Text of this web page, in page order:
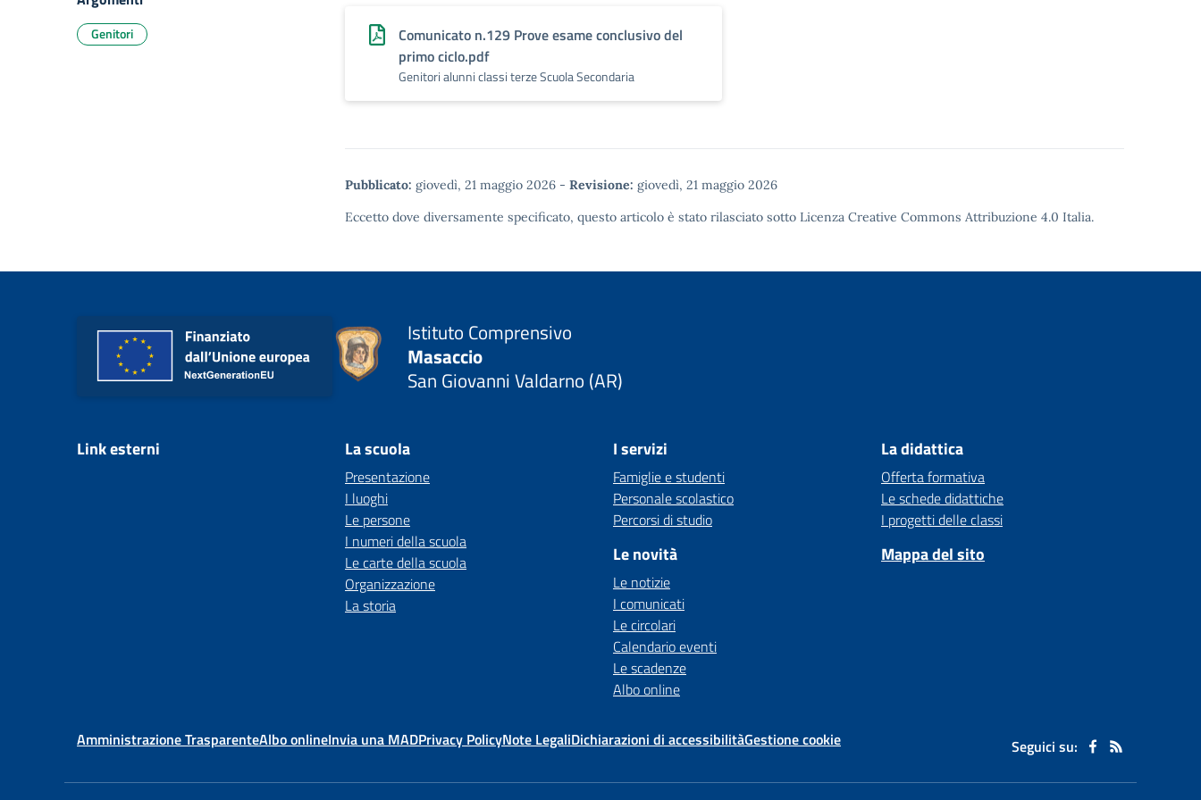
Comunicato n.129 Prove esame conclusivo del
primo ciclo.pdf
Genitori alunni classi terze Scuola Secondaria
Pubblicato: giovedì, 21 maggio 2026 - Revisione: giovedì, 21 maggio 2026
Eccetto dove diversamente specificato, questo articolo è stato rilasciato sotto Licenza Creative Commons Attribuzione 4.0 Italia.
Genitori
Istituto Comprensivo
Masaccio
San Giovanni Valdarno (AR)
Link esterni La scuola
Presentazione
I luoghi
Le persone
I numeri della scuola
Le carte della scuola
Organizzazione
La storia
I servizi
Famiglie e studenti
Personale scolastico
Percorsi di studio
Le novità
Le notizie
I comunicati
Le circolari
Calendario eventi
Le scadenze
Albo online
La didattica
Offerta formativa
Le schede didattiche
I progetti delle classi
Mappa del sito
Amministrazione TrasparenteAlbo onlineInvia una MADPrivacy PolicyNote LegaliDichiarazioni di accessibilitàGestione cookie Seguici su: